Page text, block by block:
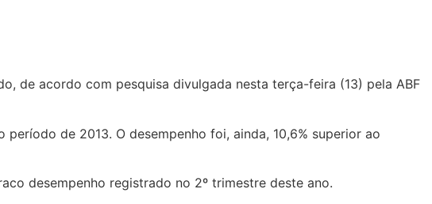
de acordo com pesquisa divulgada nesta terça-feira (13) pela ABF
de 2013. O desempenho foi, ainda, 10,6% superior ao
desempenho registrado no 2º trimestre deste ano.